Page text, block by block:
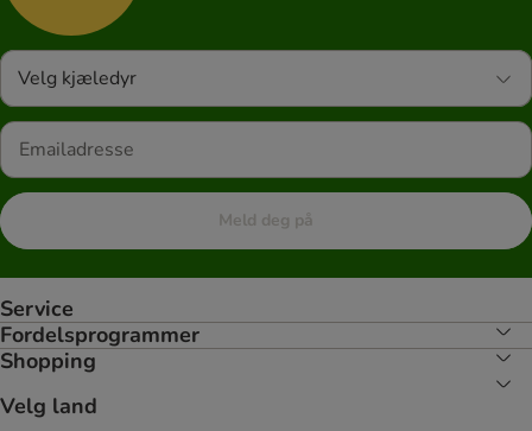
Velg kjæledyr
Meld deg på
Service
Fordelsprogrammer
Shopping
Velg land